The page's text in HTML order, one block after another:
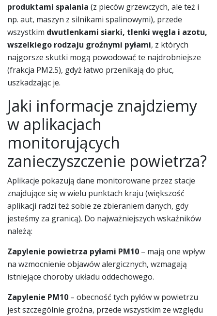
produktami spalania (z pieców grzewczych, ale też i
np. aut, maszyn z silnikami spalinowymi), przede
wszystkim dwutlenkami siarki, tlenki węgla i azotu,
wszelkiego rodzaju groźnymi pyłami, z których
najgorsze skutki mogą powodować te najdrobniejsze
(frakcja PM2.5), gdyż łatwo przenikają do płuc,
uszkadzając je.
Jaki informacje znajdziemy
w aplikacjach
monitorujących
zanieczyszczenie powietrza?
Aplikacje pokazują dane monitorowane przez stacje
znajdujące się w wielu punktach kraju (większość
aplikacji radzi też sobie ze zbieraniem danych, gdy
jesteśmy za granicą). Do najważniejszych wskaźników
należą:
Zapylenie powietrza pyłami PM10 – mają one wpływ
na wzmocnienie objawów alergicznych, wzmagają
istniejące choroby układu oddechowego.
Zapylenie PM10 – obecność tych pyłów w powietrzu
jest szczególnie groźna, przede wszystkim ze względu